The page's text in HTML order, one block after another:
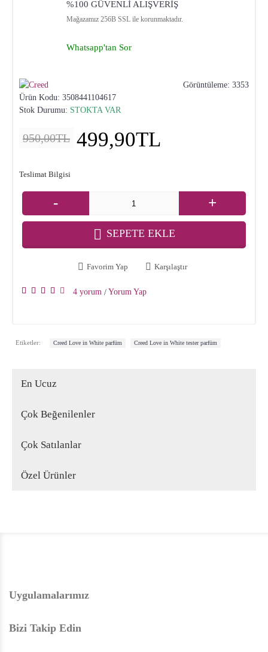
%100 GÜVENLİ ALIŞVERİŞ
Mağazamız 256B SSL ile korunmaktadır.
Whatsapp'tan Sor
Görüntüleme: 3353
Ürün Kodu: 3508441104617
Stok Durumu: STOKTA VAR
950,00TL 499,90TL
Teslimat Bilgisi
- +
SEPETE EKLE
Favorim Yap Karşılaştır
4 yorum / Yorum Yap
Etiketler: Creed Love in White parfüm Creed Love in White tester parfüm
En Ucuz
Çok Beğenilenler
Çok Satılanlar
Özel Ürünler
Uygulamalarımız
Bizi Takip Edin